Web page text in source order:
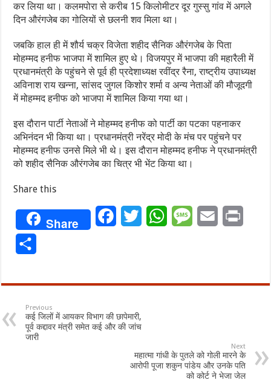
कर लिया था। कलमपोरा से करीब 15 किलोमीटर दूर गुस्सु गांव में अगले
दिन औरंगजेब का गोलियों से छलनी शव मिला था।
जबकि हाल ही में शौर्य चक्र विजेता शहीद सैनिक औरंगजेब के पिता
मोहम्मद हनीफ भाजपा में शामिल हुए थे। विजयपुर में भाजपा की महारैली में
प्रधानमंत्री के पहुंचने से पूर्व ही प्रदेशाध्यक्ष रवींद्र रैना, राष्ट्रीय उपाध्यक्ष
अविनाश राय खन्ना, सांसद जुगल किशोर शर्मा व अन्य नेताओं की मौजूदगी
में मोहम्मद हनीफ को भाजपा में शामिल किया गया था।
इस दौरान पार्टी नेताओं ने मोहम्मद हनीफ को पार्टी का पटका पहनाकर
अभिनंदन भी किया था। प्रधानमंत्री नरेंद्र मोदी के मंच पर पहुंचने पर
मोहम्मद हनीफ उनसे मिले भी थे। इस दौरान मोहम्मद हनीफ ने प्रधानमंत्री
को शहीद सैनिक औरंगजेब का चित्र भी भेंट किया था।
Share this
Share FacebookTwitterWhatsAppMessageEmail
Previous
कई जिलों में आयकर विभाग की छापेमारी,
पूर्व कद्दावर मंत्री समेत कई और की जांच
जारी
Next
महात्मा गांधी के पुतले को गोली मारने के
आरोपी पूजा शकुन पांडेय और उनके पति
को कोर्ट ने भेजा जेल